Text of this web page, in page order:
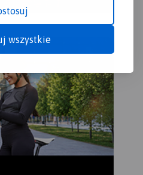
wszystkie